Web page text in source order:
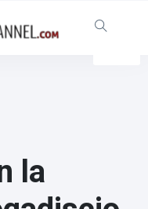
la